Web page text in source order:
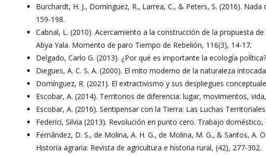
Burchardt, H. J., Domínguez, R., Larrea, C., & Peters, S. (2016).
159-198.
Cabnal, L. (2010). Acercamiento a la construcción de la propuesta
Abya Yala. Momento de paro Tiempo de Rebelión, 116(3), 14-17.
Delgado, Carlo G. (2013). ¿Por qué es importante la ecología
Diegues, A. C. S. A. (2000). El mito moderno de la naturaleza
Domínguez, R. (2021). El extractivismo y sus despliegues
Escobar, A. (2014). Territorios de diferencia: lugar, movimientos,
Escobar, A. (2016). Sentipensar con la Tierra: Las Luchas
Federici, Silvia (2013). Revolución en punto cero. Trabajo
Fernández, D. S., de Molina, A. H. G., de Molina, M. G., & Santos,
Historia agraria: Revista de agricultura e historia rural, (42), 277-302.